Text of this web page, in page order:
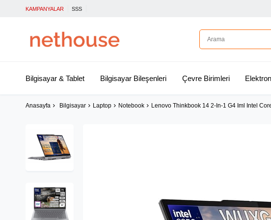
KAMPANYALAR SSS
Bilgisayar & Tablet Bilgisayar Bileşenleri Çevre Birimleri
Anasayfa Bilgisayar Laptop Notebook Lenovo Thinkbook 14 2-In-1 G4 Iml Intel